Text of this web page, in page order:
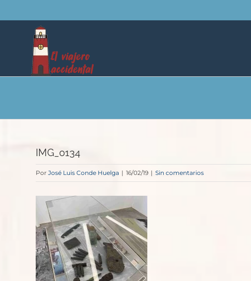
al
contenido
IMG_0134
Por José Luis Conde Huelga | 16/02/19 | Sin comentarios